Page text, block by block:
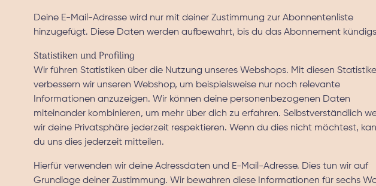
Deine E-Mail-Adresse wird nur mit deiner Zustimmung zur Abonnentenliste
hinzugefügt. Diese Daten werden aufbewahrt, bis du das Abonnement
Statistiken und Profiling
Wir führen Statistiken über die Nutzung unseres Webshops. Mit diesen
verbessern wir unseren Webshop, um beispielsweise nur noch relevante
Informationen anzuzeigen. Wir können deine personenbezogenen Daten
miteinander kombinieren, um mehr über dich zu erfahren. Selbstverständlich
wir deine Privatsphäre jederzeit respektieren. Wenn du dies nicht möchtest,
du uns dies jederzeit mitteilen.
Hierfür verwenden wir deine Adressdaten und E-Mail-Adresse. Dies tun wir auf
Grundlage deiner Zustimmung. Wir bewahren diese Informationen für sechs